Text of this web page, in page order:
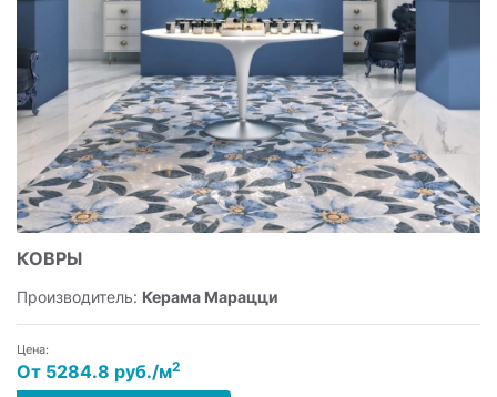
КОВРЫ
Производитель: Керама Марацци
Цена:
От 5284.8 руб./м2